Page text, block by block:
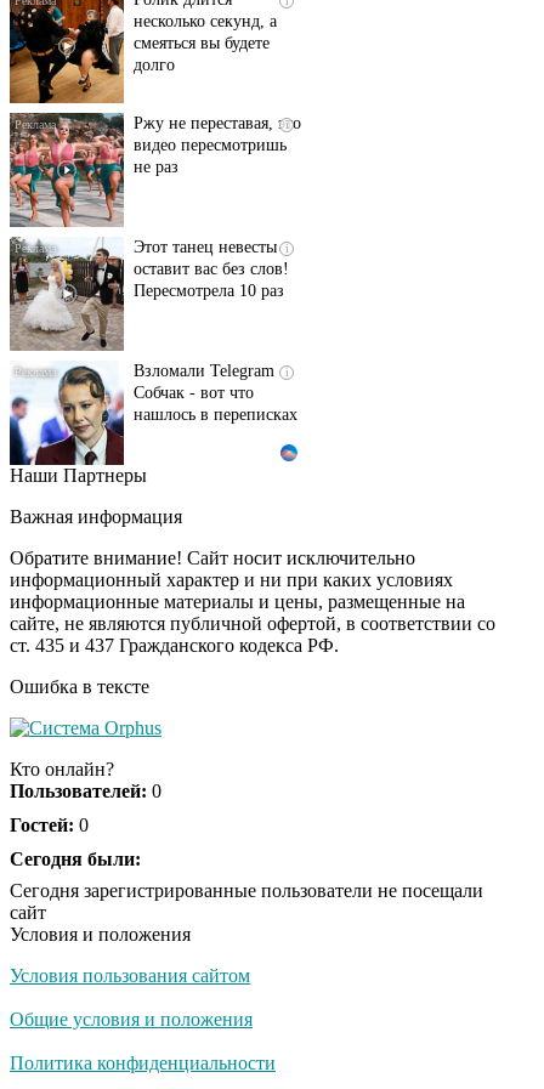
несколько секунд, а
смеяться вы будете
Ржу не переставая, это
видео пересмотришь
не раз
Этот танец невесты
оставит вас без слов!
Пересмотрела 10 раз
Взломали Telegram
Собчак - вот что
Королева вагона
оставит равнодушным
i
Почему вы не сможете
вернуть в магазин
купленный телевизор
Ролик длится пару
Ролик из Омска: вы
Наши Партнеры
Важная информация
Обратите внимание! Сайт носит исключительно
информационный характер и ни при каких условиях
информационные материалы и цены, размещенные на
сайте, не являются публичной офертой, в соответствии со
ст. 435 и 437 Гражданского кодекса РФ.
Ошибка в тексте
Кто онлайн?
Пользователей: 0
Гостей: 0
Сегодня были:
Сегодня зарегистрированные пользователи не посещали
сайт
Условия и положения
Условия пользования сайтом
Общие условия и положения
Политика конфиденциальности